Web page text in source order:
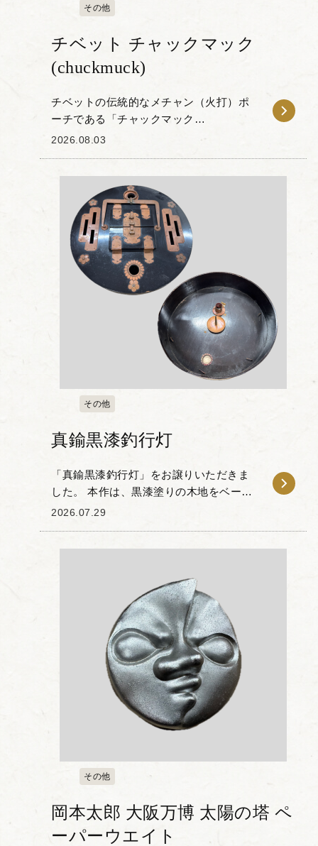
その他
チベット チャックマック
(chuckmuck)
チベットの伝統的なメチャン（火打）ポ
ーチである「チャックマック
(chuckmuck)」をお譲りいただきました。
ます。 チベ...
2026.08.03
その他
真鍮黒漆釣行灯
「真鍮黒漆釣行灯」をお譲りいただきま
した。 本作は、黒漆塗りの木地をベース
に、細部に施された真鍮製の金具が目を
2026.07.29
その他
岡本太郎 大阪万博 太陽の塔 ペ
ーパーウエイト